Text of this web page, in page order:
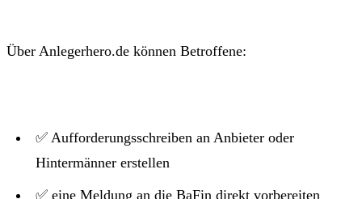
Über Anlegerhero.de können Betroffene:
✅ Aufforderungsschreiben an Anbieter oder
Hintermänner erstellen
✅ eine Meldung an die BaFin direkt vorbereiten